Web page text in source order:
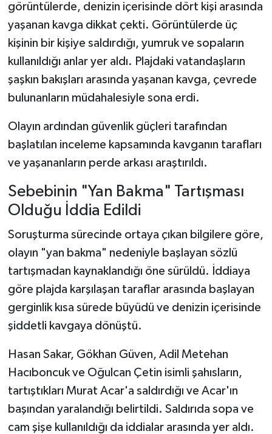
görüntülerde, denizin içerisinde dört kişi arasında
yaşanan kavga dikkat çekti. Görüntülerde üç
kişinin bir kişiye saldırdığı, yumruk ve sopaların
kullanıldığı anlar yer aldı. Plajdaki vatandaşların
şaşkın bakışları arasında yaşanan kavga, çevrede
bulunanların müdahalesiyle sona erdi.
Olayın ardından güvenlik güçleri tarafından
başlatılan inceleme kapsamında kavganın tarafları
ve yaşananların perde arkası araştırıldı.
Sebebinin "Yan Bakma" Tartışması
Olduğu İddia Edildi
Soruşturma sürecinde ortaya çıkan bilgilere göre,
olayın "yan bakma" nedeniyle başlayan sözlü
tartışmadan kaynaklandığı öne sürüldü. İddiaya
göre plajda karşılaşan taraflar arasında başlayan
gerginlik kısa sürede büyüdü ve denizin içerisinde
şiddetli kavgaya dönüştü.
Hasan Sakar, Gökhan Güven, Adil Metehan
Hacıboncuk ve Oğulcan Çetin isimli şahısların,
tartıştıkları Murat Acar'a saldırdığı ve Acar'ın
başından yaralandığı belirtildi. Saldırıda sopa ve
cam şişe kullanıldığı da iddialar arasında yer aldı.